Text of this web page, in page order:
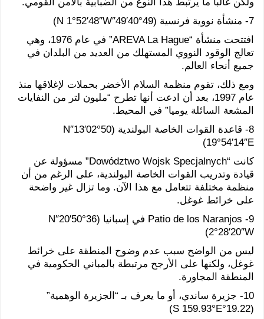
7- منشأة نووية فرنسية (49°40′49″N 1°52′48″W)
افتتحت منشأة “AREVA La Hague” في عام 1976، وهي
تعالج الوقود النووي المستهلك من العديد من البلدان في
جميع أنحاء العالم.
ومع ذلك، تقوم منظمة السلام الأخضر بحملات لإغلاقها منذ
عام 1997، بعد أن ادعت أنها تطرح “مليون لتر من النفايات
المشعة السائلة يوميا” في المحيط.
8- قاعدة القوات الخاصة البولندية (50°02′13″N
19°54′14″E)
كانت “Dowództwo Wojsk Specjalnych” مسؤولة عن
قيادة وتدريب القوات الخاصة البولندية، على الرغم من أن
منظمة مختلفة تتعامل مع هذا الآن. وما تزال غير واضحة
على خرائط غوغل.
9- Patio de los Naranjos في إسبانيا (36°50′20″N
2°28′20″W)
ليس من الواضح سبب عدم وضوح المنطقة على خرائط
غوغل، ولكنها على الأرجح مرتبطة بالمباني الحكومية في
المنطقة المجاورة.
10- جزيرة ساندي، أو ما يعرف بـ “الجزيرة الوهمية”
(19.22°S 159.93°E)